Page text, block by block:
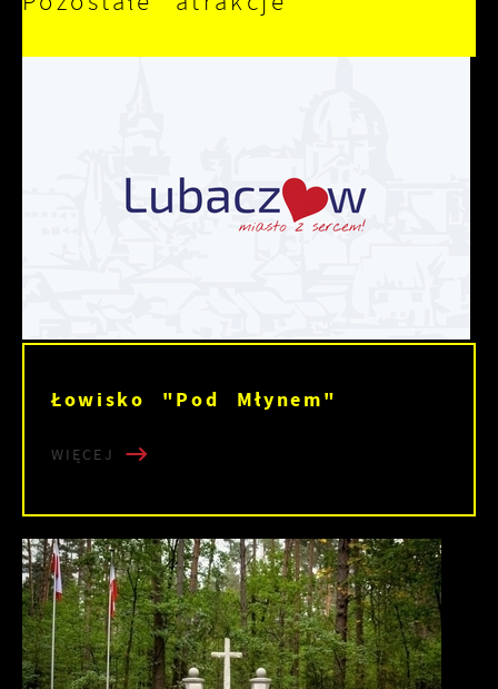
Łowisko "Pod Młynem"
WIĘCEJ